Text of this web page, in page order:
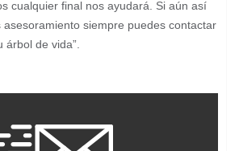
cualquier final nos ayudará. Si aún así
siempre puedes contactar
árbol de vida”.